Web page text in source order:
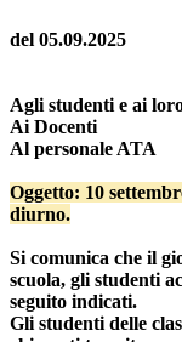
del 05.09.2025
Agli studenti e ai
Ai Docenti
Al personale ATA
Oggetto: 10
diurno.
Si comunica che il
scuola, gli studenti
seguito indicati.
Gli studenti delle